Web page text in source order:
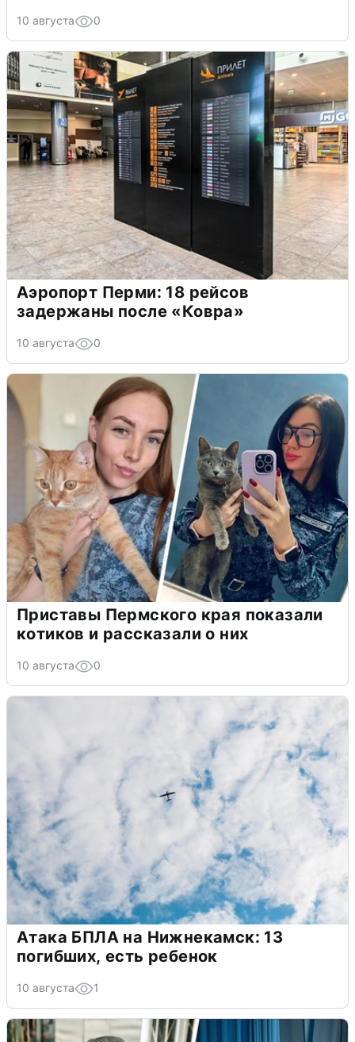
10 августа 0
Аэропорт Перми: 18 рейсов
задержаны после «Ковра»
10 августа 0
Приставы Пермского края показали
котиков и рассказали о них
10 августа 0
Атака БПЛА на Нижнекамск: 13
погибших, есть ребенок
10 августа 1